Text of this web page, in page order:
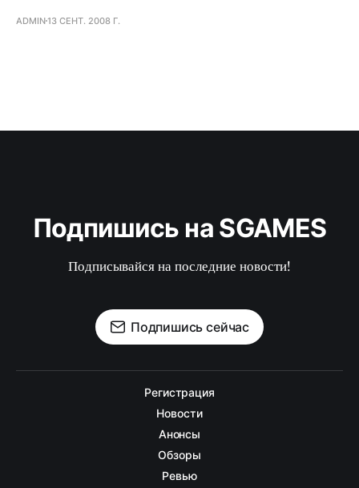
ADMIN13 СЕНТ. 2008 Г.
Подпишись на SGAMES
Подписывайся на последние новости!
Подпишись сейчас
Регистрация
Новости
Анонсы
Обзоры
Ревью